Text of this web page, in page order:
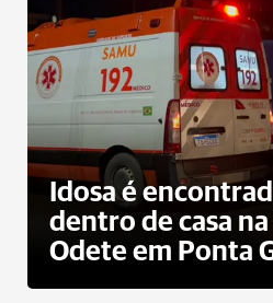
Idosa é
dentro de casa na
Odete em Ponta